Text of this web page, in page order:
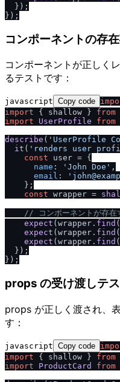
  });
コンポーネントの存
コンポーネントが正しく
るテストです：
javascript Copy code
import { shallow } from
import
UserProfile from
describe ( 'UserProfile
it ( 'renders user
const user = {
name : 'John Doe' ,
email :
    };
const wrapper =
// コンポーネントが存在
expect (wrapper. find (
expect (wrapper. find (
expect (wrapper. find (
  });
props の受け渡しテ
props が正しく渡され、
す：
javascript Copy code
import { shallow } from
import
ProductCard from